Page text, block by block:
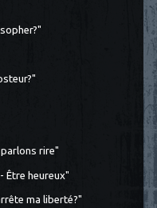
rire"
Être heureux"
ma liberté?"